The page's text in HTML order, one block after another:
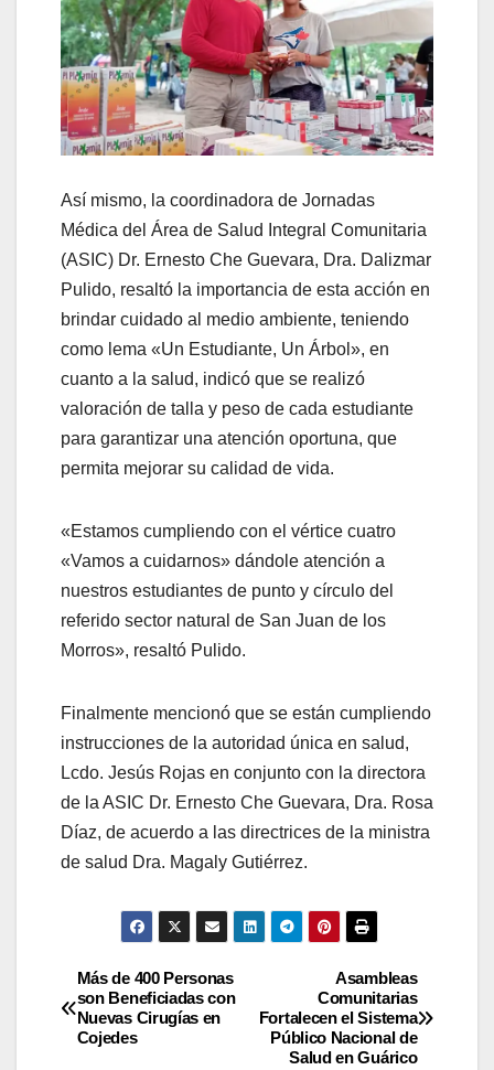
Así mismo, la coordinadora de Jornadas
Médica del Área de Salud Integral Comunitaria
(ASIC) Dr. Ernesto Che Guevara, Dra. Dalizmar
Pulido, resaltó la importancia de esta acción en
brindar cuidado al medio ambiente, teniendo
como lema «Un Estudiante, Un Árbol», en
cuanto a la salud, indicó que se realizó
valoración de talla y peso de cada estudiante
para garantizar una atención oportuna, que
permita mejorar su calidad de vida.
«Estamos cumpliendo con el vértice cuatro
«Vamos a cuidarnos» dándole atención a
nuestros estudiantes de punto y círculo del
referido sector natural de San Juan de los
Morros», resaltó Pulido.
Finalmente mencionó que se están cumpliendo
instrucciones de la autoridad única en salud,
Lcdo. Jesús Rojas en conjunto con la directora
de la ASIC Dr. Ernesto Che Guevara, Dra. Rosa
Díaz, de acuerdo a las directrices de la ministra
de salud Dra. Magaly Gutiérrez.
Asambleas
Comunitarias
Fortalecen el Sistema
Público Nacional de
Salud en Guárico
Más de 400 Personas
son Beneficiadas con
Nuevas Cirugías en
Cojedes